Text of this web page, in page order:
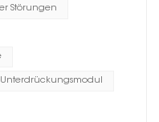
Störungen
Unterdrückungsmodul